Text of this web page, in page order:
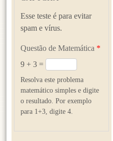
Esse teste é para evitar
spam e vírus.
Questão de Matemática *
9 + 3 =
Resolva este problema
matemático simples e digite
o resultado. Por exemplo
para 1+3, digite 4.